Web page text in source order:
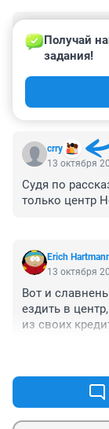
16 октября
Жителям
своими
готовенькое,
детсады и
никто, кроме
нельзя
самосвалами).
Родников).
crry
Получай
задания!
13 октября
Судя по
только центр
Erich
13 октября
Вот и
ездить в
из своих